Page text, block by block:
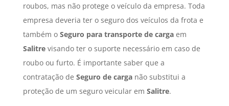
roubos, mas não protege o veículo da empresa. Toda
empresa deveria ter o seguro dos veículos da frota e
também o Seguro para transporte de cargaem
Salitrevisando ter o suporte necessário em caso de
roubo ou furto. É importante saber que a
contratação de Seguro de carganão substitui a
proteção de um seguro veicular em Salitre.